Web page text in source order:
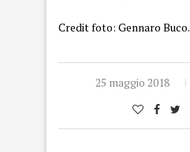
Credit foto: Gennaro Buco.
25 maggio 2018